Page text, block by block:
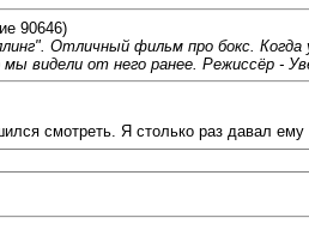
90646)
Отличный фильм про бокс. Когда
видели от него ранее. Режиссёр -
смотреть. Я столько раз давал